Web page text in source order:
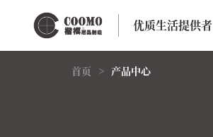
优质生活提供者
首页 > 产品中心